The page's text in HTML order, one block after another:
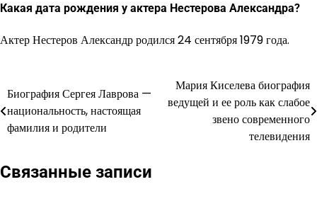
Какая дата рождения у актера Нестерова Александра?
Актер Нестеров Александр родился 24 сентября 1979 года.
Навигация
по
записям
Биография Сергея Лаврова —
национальность, настоящая
фамилия и родители
Мария Киселева биография
ведущей и ее роль как слабое
звено современного
телевидения
Связанные записи